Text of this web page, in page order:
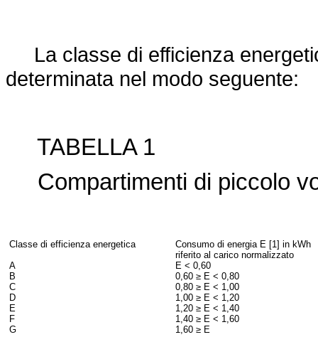
La classe di efficienza
determinata nel modo seguente:
TABELLA 1
Compartimenti di piccolo
Classe di efficienza energetica
Consumo di energia E [1] in kWh
riferito al carico normalizzato
A
E < 0,60
B
0,60 ≥ E < 0,80
C
0,80 ≥ E < 1,00
D
1,00 ≥ E < 1,20
E
1,20 ≥ E < 1,40
F
1,40 ≥ E < 1,60
G
1,60 ≥ E